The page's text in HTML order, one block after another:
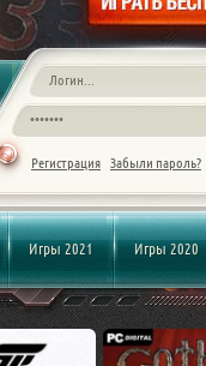
Регистрация Забыли пароль?
Игры 2021 Игры 2020